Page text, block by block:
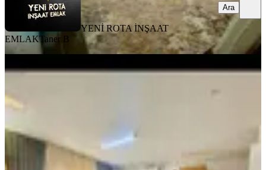
YENİ ROTA İNŞAAT
EMLAKTaner B
Ara
Germenicia'dan Satılık Karacasu
1.450.000 ₺